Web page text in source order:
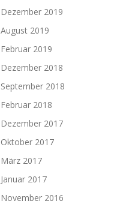
Dezember 2019
August 2019
Februar 2019
Dezember 2018
September 2018
Februar 2018
Dezember 2017
Oktober 2017
März 2017
Januar 2017
November 2016